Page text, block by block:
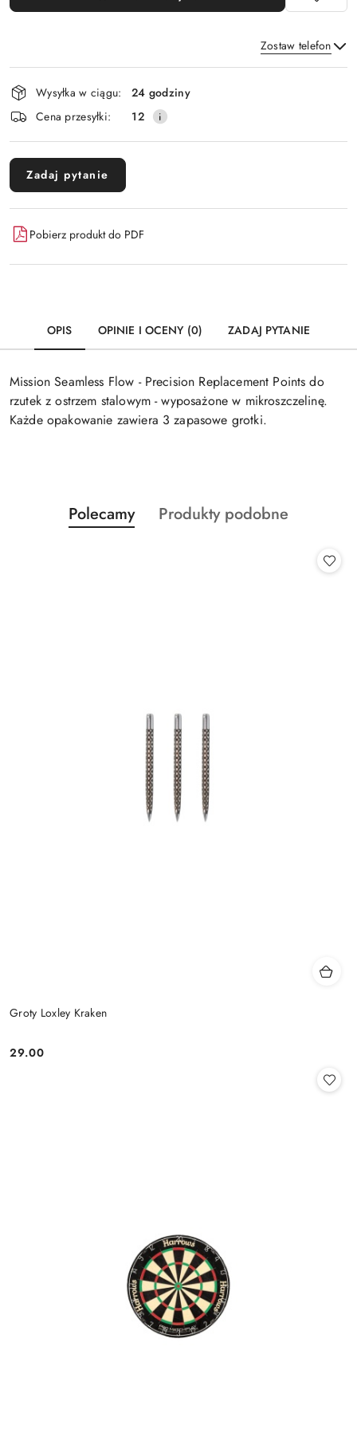
Zostaw telefon
Wyślij
Dostępność
i
dostawa
Wysyłka w ciągu:
24 godziny
Cena przesyłki:
12
Zadaj pytanie
Pobierz produkt do PDF
OPIS OPINIE I OCENY (0) ZADAJ PYTANIE
Mission Seamless Flow - Precision Replacement Points do
rzutek z ostrzem stalowym - wyposażone w mikroszczelinę.
Każde opakowanie zawiera 3 zapasowe grotki.
Pomiń karuzelę produktów
Produkty
o
Polecamy
Produkty
Produkty podobne
Groty Loxley Kraken
Cena:
29.00